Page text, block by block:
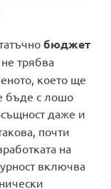
бюджет
, не трябва
което ще
бъде с лошо
даже и
почти
на
включва